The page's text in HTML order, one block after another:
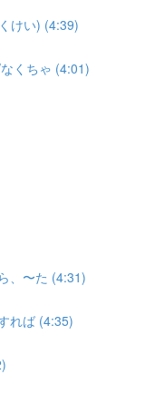
けい) (4:39)
くちゃ (4:01)
、〜た (4:31)
れば (4:35)